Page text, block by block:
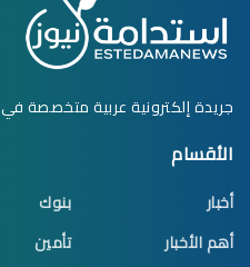
جريدة إلكترونية عربية متخصصة
الأقسام
أخبار
أهم الأخبار
بنوك
تأمين